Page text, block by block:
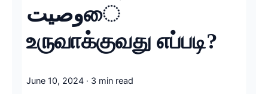
وصيتை
உருவாக்குவது எப்படி?
June 10, 2024 · 3 min read